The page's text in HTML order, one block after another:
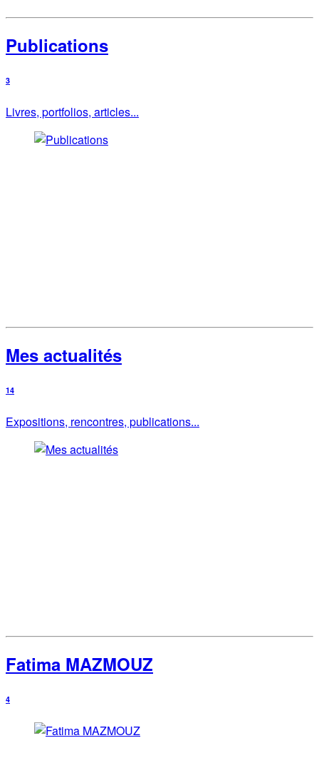
Publications
3
Livres, portfolios, articles...
Mes actualités
14
Expositions, rencontres, publications...
Fatima MAZMOUZ
4